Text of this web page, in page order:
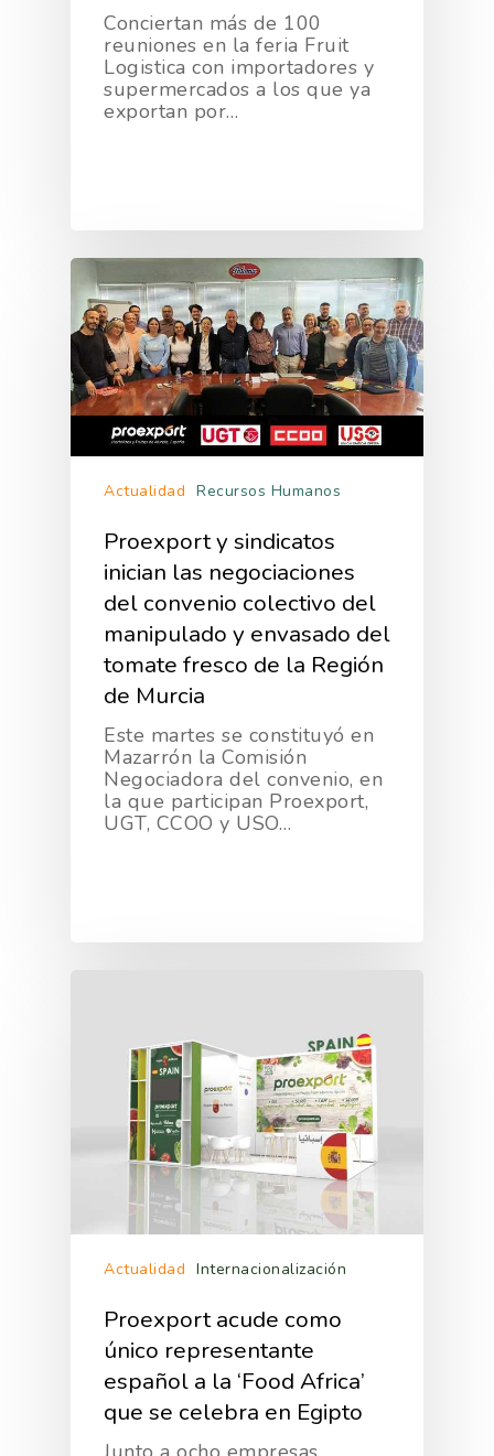
Conciertan más de 100
reuniones en la feria Fruit
Logistica con importadores y
supermercados a los que ya
exportan por…
Actualidad Recursos Humanos
Proexport y sindicatos
inician las negociaciones
del convenio colectivo del
manipulado y envasado del
tomate fresco de la Región
de Murcia
Este martes se constituyó en
Mazarrón la Comisión
Negociadora del convenio, en
la que participan Proexport,
UGT, CCOO y USO…
Actualidad Internacionalización
Proexport acude como
único representante
español a la ‘Food Africa’
que se celebra en Egipto